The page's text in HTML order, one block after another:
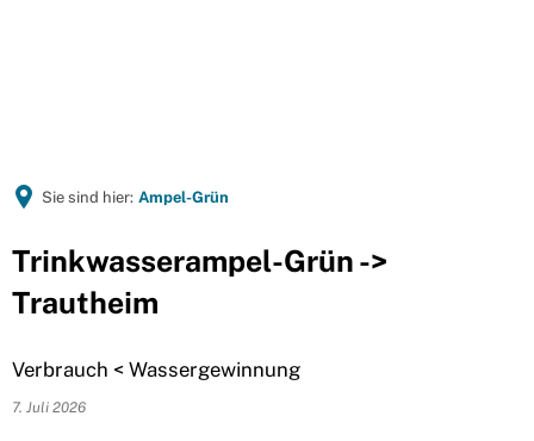
Sie sind hier: Ampel-Grün
Trinkwasserampel-Grün ->
Trautheim
Verbrauch < Wassergewinnung
7. Juli 2026